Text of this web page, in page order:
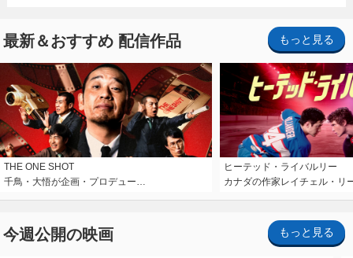
最新＆おすすめ 配信作品 もっと見る
THE ONE SHOT
千鳥・大悟が企画・プロデュー…
ヒーテッド・ライバルリー
カナダの作家レイチェル・リ
今週公開の映画 もっと見る